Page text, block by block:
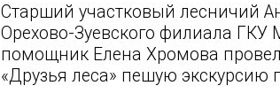
Старший участковый лесничий
Орехово-Зуевского филиала ГКУ
помощник Елена Хромова
«Друзья леса» пешую экскурсию